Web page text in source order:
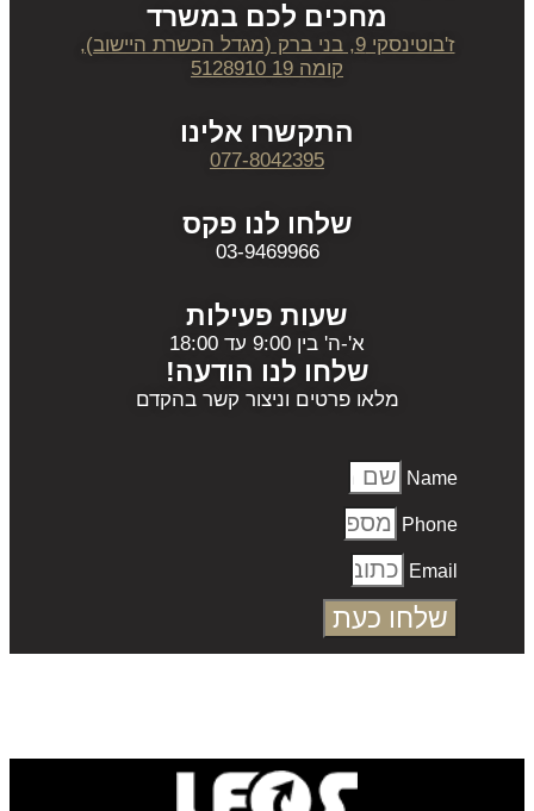
מחכים לכם במשרד
ז'בוטינסקי 9, בני ברק (מגדל הכשרת היישוב),
קומה 19 5128910
התקשרו אלינו
077-8042395
שלחו לנו פקס
03-9469966
שעות פעילות
א'-ה' בין 9:00 עד 18:00
שלחו לנו הודעה!
מלאו פרטים וניצור קשר בהקדם
Name
Phone
Email
שלחו כעת